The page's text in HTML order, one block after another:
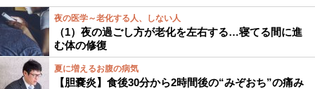
夜の医学～老化する人、しない人
（1）夜の過ごし方が老化を左右する…寝てる間に進
む体の修復
夏に増えるお腹の病気
【胆嚢炎】食後30分から2時間後の“みぞおち”の痛み